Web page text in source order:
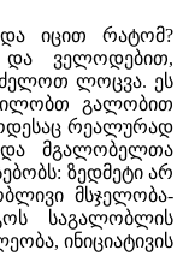
იცით რატომ?
და ველოდებით,
ლოცვა. ეს
გალობით
რეალურად
მგალობელთა
ზედმეტი არ
მსჯელობა-
საგალობლის
ინიციატივის